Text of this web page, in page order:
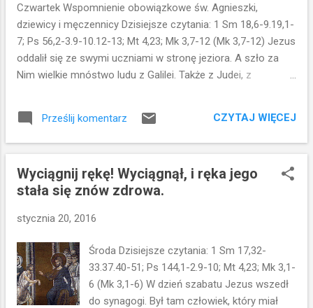
uczniów. Dwunastu Apostołów. Powołuje
każdego po imieniu... Nie ma takiej sytuacji,
że wskazuje palcem i mówi: Ty, Ty, Ty...i
Ty...ale mamy konkretne osoby... nie ma
numerków...są imiona...konkretne imiona.
byli dla Niego obcy... Wiedział kim konkretnie
Czwartek Wspomnienie obowiązkowe św. Agnieszki,
dziewicy i męczennicy Dzisiejsze czytania: 1 Sm 18,6-9.19,1-
7; Ps 56,2-3.9-10.12-13; Mt 4,23; Mk 3,7-12 (Mk 3,7-12) Jezus
oddalił się ze swymi uczniami w stronę jeziora. A szło za
Nim wielkie mnóstwo ludu z Galilei. Także z Judei, z
czynach. Toteż polecił swym uczniom, żeby łódka była dla
Niego stale w pogotowiu ze względu na tłum, aby się na
wszyscy, którzy mieli jakieś choroby, cisnęli się do Niego, aby
się Go dotknąć. Nawet duchy nieczyste, na Jego widok,
surowo im zabraniał, żeby Go nie ujawniały. Ty jesteś Syn
Boży...To zdanie jest dla mnie słowem - kluczem w
dzisiejszym wpisie. Duchy nieczyste doskonale wiedzą kim
jest Jezus. Wiedzą, że On ma moc...dlatego padają przed
Nim. Czytamy także ...
Prześlij komentarz CZYTAJ WIĘCEJ
Wyciągnij rękę! Wyciągnął, i ręka jego
stała się znów zdrowa.
stycznia 20, 2016
Środa Dzisiejsze czytania: 1 Sm 17,32-
33.37.40-51; Ps 144,1-2.9-10; Mt 4,23; Mk 3,1-
6 (Mk 3,1-6) W dzień szabatu Jezus wszedł
do synagogi. Był tam człowiek, który miał